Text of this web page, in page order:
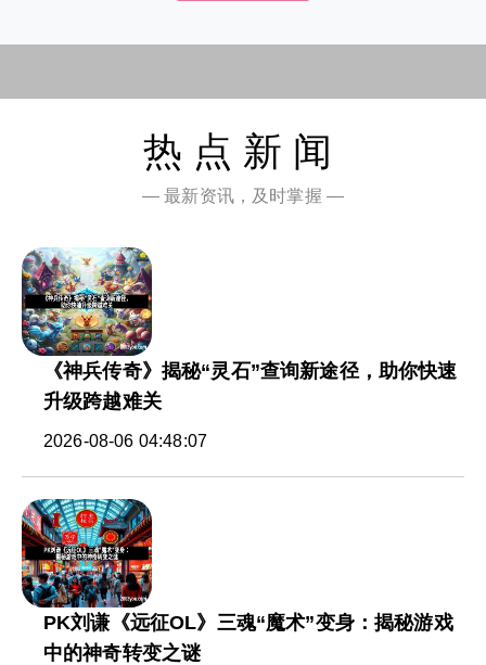
热点新闻
— 最新资讯，及时掌握 —
《神兵传奇》揭秘“灵石”查询新途径，助你快速
升级跨越难关
2026-08-06 04:48:07
PK刘谦《远征OL》三魂“魔术”变身：揭秘游戏
中的神奇转变之谜